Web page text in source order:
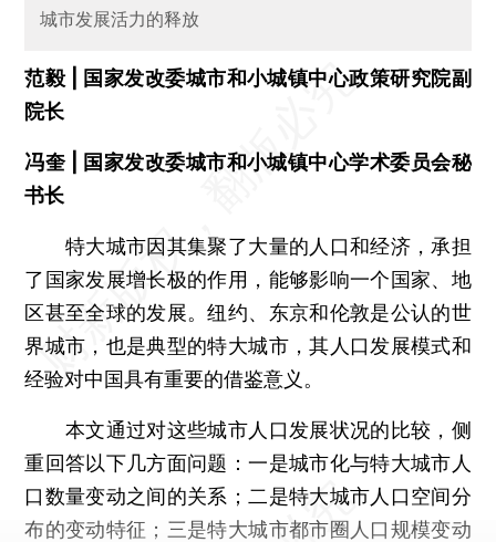
城市发展活力的释放
范毅 | 国家发改委城市和小城镇中心政策研究院副
院长
冯奎 | 国家发改委城市和小城镇中心学术委员会秘
书长
特大城市因其集聚了大量的人口和经济，承担
了国家发展增长极的作用，能够影响一个国家、地
区甚至全球的发展。纽约、东京和伦敦是公认的世
界城市，也是典型的特大城市，其人口发展模式和
经验对中国具有重要的借鉴意义。
本文通过对这些城市人口发展状况的比较，侧
重回答以下几方面问题：一是城市化与特大城市人
口数量变动之间的关系；二是特大城市人口空间分
布的变动特征；三是特大城市都市圈人口规模变动